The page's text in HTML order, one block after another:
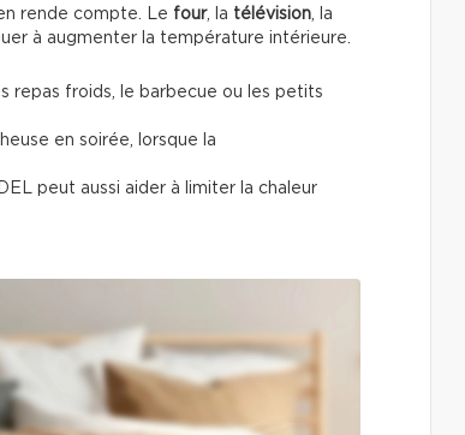
rende compte. Le four, la télévision , la
à augmenter la température intérieure.
repas froids, le barbecue ou les petits
en soirée, lorsque la
peut aussi aider à limiter la chaleur